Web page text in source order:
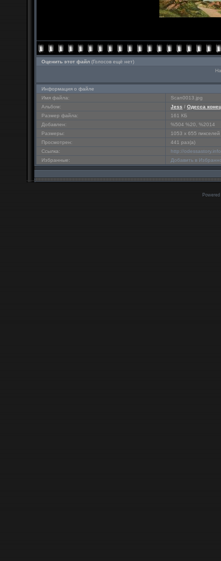
Оценить этот файл (Голосов ещё нет)
Информация о файле
Имя файла:
Scan0013.jpg
Альбом:
Jess / Одесса
Размер файла:
161 КБ
Добавлен:
%504 %20, %2014
Размеры:
1053 x 655 пикселей
Просмотрен:
441 раз(а)
Ссылка:
http://
Избранные:
Добавить в